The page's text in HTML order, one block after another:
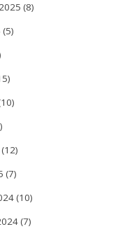
(8)
(5)
(12)
(7)
(10)
(7)